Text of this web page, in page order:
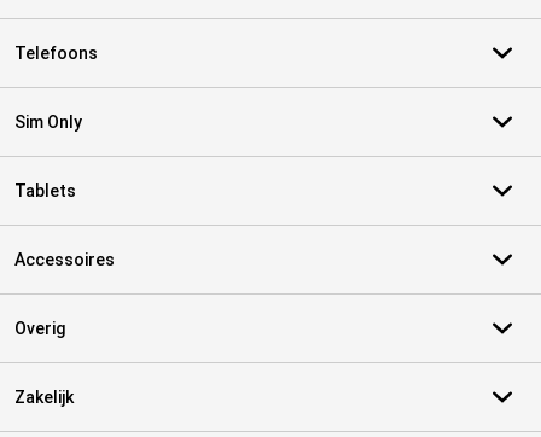
Telefoons
Sim Only
Tablets
Accessoires
Overig
Zakelijk